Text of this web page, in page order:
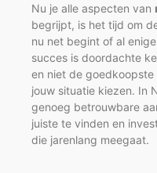
Nu je alle aspecten van
begrijpt, is het tijd om
nu net begint of al
succes is doordachte
en niet de
jouw situatie kiezen. In
genoeg betrouwbare
juiste te vinden en
die jarenlang meegaat.